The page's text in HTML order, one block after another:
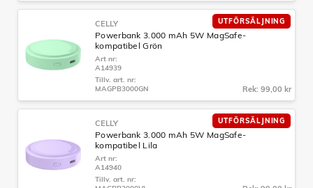
UTFÖRSÄLJNING
CELLY
Powerbank 3.000 mAh 5W MagSafe-
kompatibel Grön
Art nr:
A14939
Tillv. art. nr:
MAGPB3000GN
Rek: 99,00 kr
UTFÖRSÄLJNING
CELLY
Powerbank 3.000 mAh 5W MagSafe-
kompatibel Lila
Art nr:
A14940
Tillv. art. nr: